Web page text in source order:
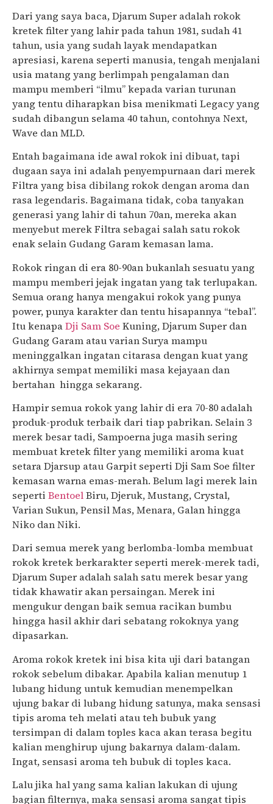
Dari yang saya baca, Djarum Super adalah rokok
kretek filter yang lahir pada tahun 1981, sudah 41
tahun, usia yang sudah layak mendapatkan
apresiasi, karena seperti manusia, tengah menjalani
usia matang yang berlimpah pengalaman dan
mampu memberi “ilmu” kepada varian turunan
yang tentu diharapkan bisa menikmati Legacy yang
sudah dibangun selama 40 tahun, contohnya Next,
Wave dan MLD.
Entah bagaimana ide awal rokok ini dibuat, tapi
dugaan saya ini adalah penyempurnaan dari merek
Filtra yang bisa dibilang rokok dengan aroma dan
rasa legendaris. Bagaimana tidak, coba tanyakan
generasi yang lahir di tahun 70an, mereka akan
menyebut merek Filtra sebagai salah satu rokok
enak selain Gudang Garam kemasan lama.
Rokok ringan di era 80-90an bukanlah sesuatu yang
mampu memberi jejak ingatan yang tak terlupakan.
Semua orang hanya mengakui rokok yang punya
power, punya karakter dan tentu hisapannya “tebal”.
Itu kenapaDji Sam Soe Kuning, Djarum Super dan
Gudang Garam atau varian Surya mampu
meninggalkan ingatan citarasa dengan kuat yang
akhirnya sempat memiliki masa kejayaan dan
bertahan hingga sekarang.
Hampir semua rokok yang lahir di era 70-80 adalah
produk-produk terbaik dari tiap pabrikan. Selain 3
merek besar tadi, Sampoerna juga masih sering
membuat kretek filter yang memiliki aroma kuat
setara Djarsup atau Garpit seperti Dji Sam Soe filter
kemasan warna emas-merah. Belum lagi merek lain
seperti BentoelBiru, Djeruk, Mustang, Crystal,
Varian Sukun, Pensil Mas, Menara, Galan hingga
Niko dan Niki.
Dari semua merek yang berlomba-lomba membuat
rokok kretek berkarakter seperti merek-merek tadi,
Djarum Super adalah salah satu merek besar yang
tidak khawatir akan persaingan. Merek ini
mengukur dengan baik semua racikan bumbu
hingga hasil akhir dari sebatang rokoknya yang
dipasarkan.
Aroma rokok kretek ini bisa kita uji dari batangan
rokok sebelum dibakar. Apabila kalian menutup 1
lubang hidung untuk kemudian menempelkan
ujung bakar di lubang hidung satunya, maka sensasi
tipis aroma teh melati atau teh bubuk yang
tersimpan di dalam toples kaca akan terasa begitu
kalian menghirup ujung bakarnya dalam-dalam.
Ingat, sensasi aroma teh bubuk di toples kaca.
Lalu jika hal yang sama kalian lakukan di ujung
bagian filternya, maka sensasi aroma sangat tipis